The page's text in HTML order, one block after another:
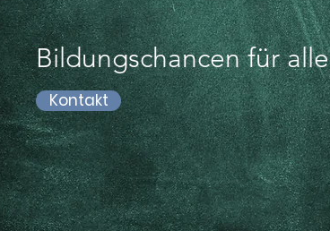
Bildungschancen für alle
Kontakt